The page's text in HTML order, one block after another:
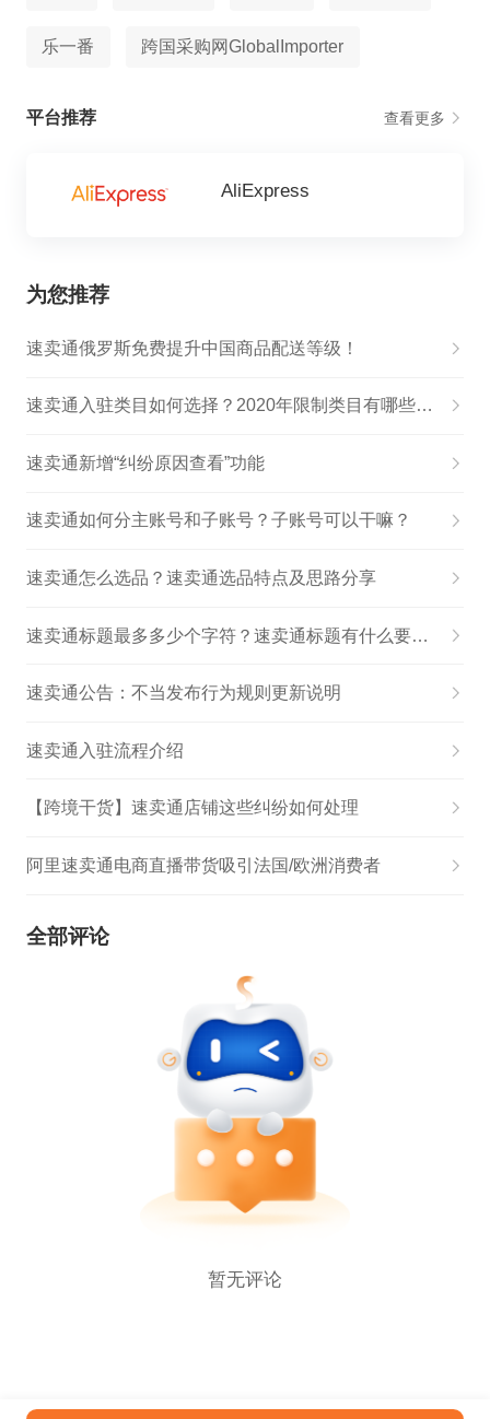
乐一番 跨国采购网GlobalImporter
平台推荐 查看更多
AliExpress
为您推荐
速卖通俄罗斯免费提升中国商品配送等级！
速卖通入驻类目如何选择？2020年限制类目有哪些呢？
速卖通新增“纠纷原因查看”功能
速卖通如何分主账号和子账号？子账号可以干嘛？
速卖通怎么选品？速卖通选品特点及思路分享
速卖通标题最多多少个字符？速卖通标题有什么要求？
速卖通公告：不当发布行为规则更新说明
速卖通入驻流程介绍
【跨境干货】速卖通店铺这些纠纷如何处理
阿里速卖通电商直播带货吸引法国/欧洲消费者
全部评论
暂无评论